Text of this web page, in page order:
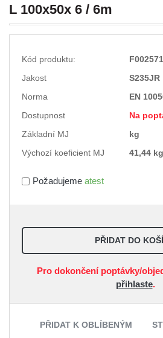
L 100x50x 6 / 6m
Kód produktu:
F002571
Jakost
S235JR
Norma
EN
Dostupnost
Na
Základní MJ
kg
Výchozí koeficient MJ
41,44 kg
Požadujeme atest
PŘIDAT DO
Pro dokončení poptávky/
přihlaste.
PŘIDAT K OBLÍBENÝM